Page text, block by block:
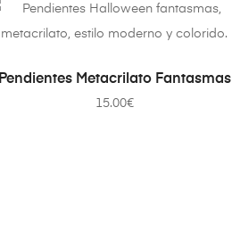
AÑADIR AL CARRITO
Pendientes Metacrilato Fantasmas
15.00€